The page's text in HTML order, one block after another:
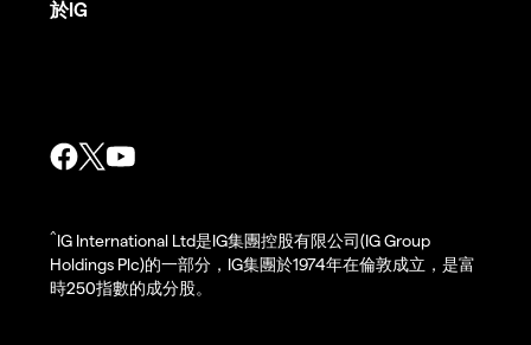
於IG
^IG International Ltd是IG集團控股有限公司(IG Group
Holdings Plc)的一部分，IG集團於1974年在倫敦成立，是富
時250指數的成分股。